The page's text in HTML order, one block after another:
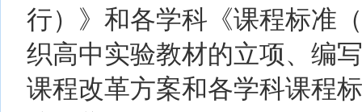
行）》和各学科《课程标准
织高中实验教材的立项、编
课程改革方案和各学科课程